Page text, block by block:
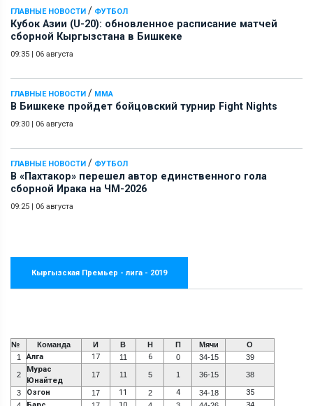
ГЛАВНЫЕ НОВОСТИ / ФУТБОЛ
Кубок Азии (U-20): обновленное расписание матчей
сборной Кыргызстана в Бишкеке
09:35 | 06 августа
ГЛАВНЫЕ НОВОСТИ / ММА
В Бишкеке пройдет бойцовский турнир Fight Nights
09:30 | 06 августа
ГЛАВНЫЕ НОВОСТИ / ФУТБОЛ
В «Пахтакор» перешел автор единственного гола
сборной Ирака на ЧМ-2026
09:25 | 06 августа
Кыргызская Премьер - лига - 2019
№ Команда И В Н П Мячи
О
1
Алга 17 11 6 0 34-15 39
2
Мурас
Юнайтед
17 11 5 1 36-15 38
3 Озгон 17 11 2 4 34-18 35